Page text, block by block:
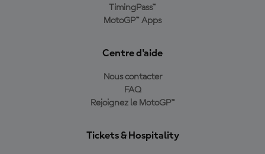
TimingPass™
MotoGP™ Apps
Centre d'aide
Nous contacter
FAQ
Rejoignez le MotoGP™
Tickets & Hospitality